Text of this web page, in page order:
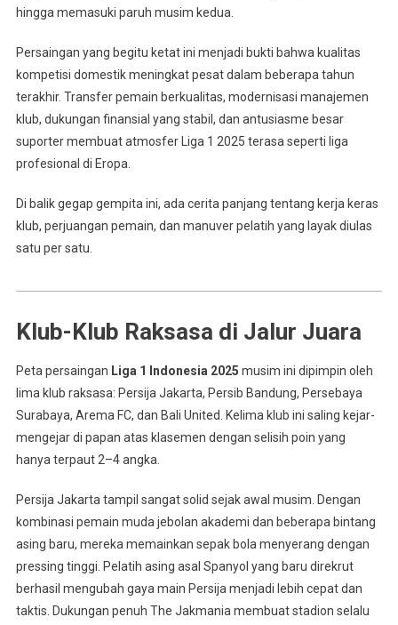
hingga memasuki paruh musim kedua.
Persaingan yang begitu ketat ini menjadi bukti bahwa kualitas
kompetisi domestik meningkat pesat dalam beberapa tahun
terakhir. Transfer pemain berkualitas, modernisasi manajemen
klub, dukungan finansial yang stabil, dan antusiasme besar
suporter membuat atmosfer Liga 1 2025 terasa seperti liga
profesional di Eropa.
Di balik gegap gempita ini, ada cerita panjang tentang kerja keras
klub, perjuangan pemain, dan manuver pelatih yang layak diulas
satu per satu.
Klub-Klub Raksasa di Jalur Juara
Peta persaingan Liga 1 Indonesia 2025 musim ini dipimpin oleh
lima klub raksasa: Persija Jakarta, Persib Bandung, Persebaya
Surabaya, Arema FC, dan Bali United. Kelima klub ini saling kejar-
mengejar di papan atas klasemen dengan selisih poin yang
hanya terpaut 2–4 angka.
Persija Jakarta tampil sangat solid sejak awal musim. Dengan
kombinasi pemain muda jebolan akademi dan beberapa bintang
asing baru, mereka memainkan sepak bola menyerang dengan
pressing tinggi. Pelatih asing asal Spanyol yang baru direkrut
berhasil mengubah gaya main Persija menjadi lebih cepat dan
taktis. Dukungan penuh The Jakmania membuat stadion selalu